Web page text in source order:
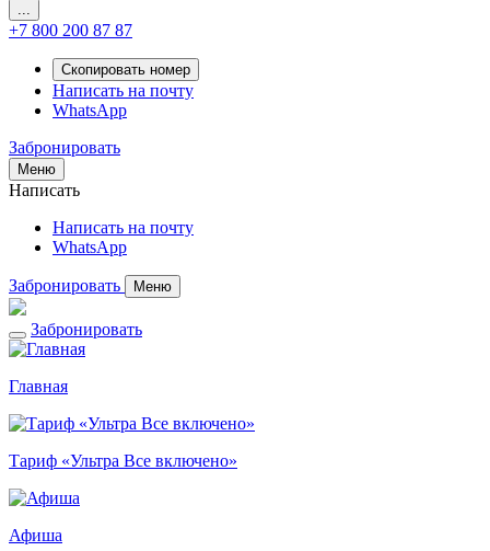
...
+7 800 200 87 87
Скопировать номер
Написать на почту
WhatsApp
Забронировать
Меню
Написать
Написать на почту
WhatsApp
Забронировать Меню
Забронировать
Главная
Тариф «Ультра Все включено»
Афиша